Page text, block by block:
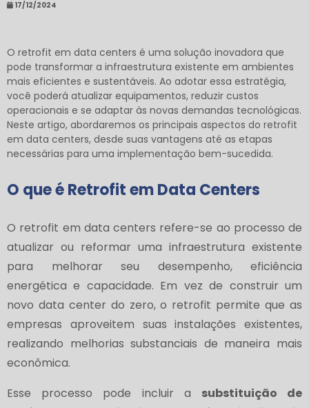
17/12/2024
O retrofit em data centers é uma solução inovadora que
pode transformar a infraestrutura existente em ambientes
mais eficientes e sustentáveis. Ao adotar essa estratégia,
você poderá atualizar equipamentos, reduzir custos
operacionais e se adaptar às novas demandas tecnológicas.
Neste artigo, abordaremos os principais aspectos do retrofit
em data centers, desde suas vantagens até as etapas
necessárias para uma implementação bem-sucedida.
O que é Retrofit em Data Centers
O retrofit em data centers refere-se ao processo de
atualizar ou reformar uma infraestrutura existente
para melhorar seu desempenho, eficiência
energética e capacidade. Em vez de construir um
novo data center do zero, o retrofit permite que as
empresas aproveitem suas instalações existentes,
realizando melhorias substanciais de maneira mais
econômica.
Esse processo pode incluir a substituição de